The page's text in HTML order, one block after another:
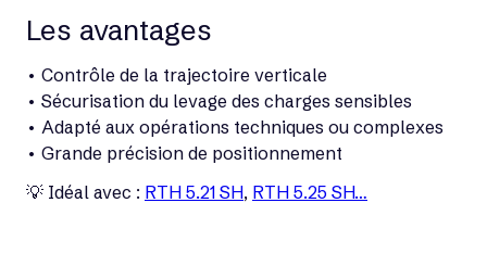
Les avantages
• Contrôle de la trajectoire verticale
• Sécurisation du levage des charges sensibles
• Adapté aux opérations techniques ou complexes
• Grande précision de positionnement
💡 Idéal avec : RTH 5.21 SH, RTH 5.25 SH…